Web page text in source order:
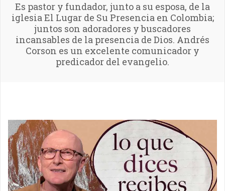
Es pastor y fundador, junto a su esposa, de la
iglesia El Lugar de Su Presencia en Colombia;
juntos son adoradores y buscadores
incansables de la presencia de Dios. Andrés
Corson es un excelente comunicador y
predicador del evangelio.